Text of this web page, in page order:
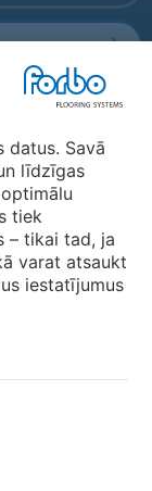
datus. Savā
līdzīgas
tiek
– tikai tad, ja
varat atsaukt
iestatījumus